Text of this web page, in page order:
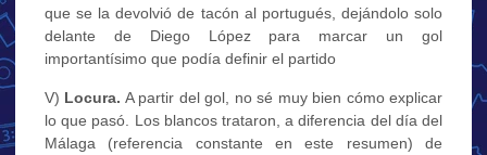
que se la devolvió de tacón al portugués, dejándolo solo
delante de Diego López para marcar un gol
importantísimo que podía definir el partido
V) Locura. A partir del gol, no sé muy bien cómo explicar
lo que pasó. Los blancos trataron, a diferencia del día del
Málaga (referencia constante en este resumen) de